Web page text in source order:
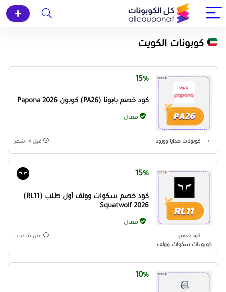
كوبونات الكويت
15%
كود خصم بابونا (PA26) كوبون Papona 2026
فعال
كوبونات هدايا وورود قبل 4 أشهر
15%
كود خصم سكوات وولف أول طلب (RL11)
Squatwolf 2026
فعال
كود خصم
كوبونات سكوات وولف
قبل شهرين
10%